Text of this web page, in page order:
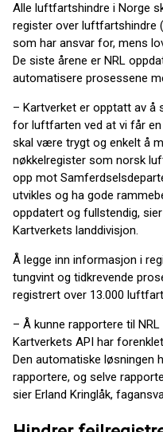
Alle luftfartshindre i Norge
register over luftfartshindre
som har ansvar for, mens
De siste årene er NRL
automatisere prosessene
– Kartverket er opptatt av å
for luftfarten ved at vi får
skal være trygt og enkelt å
nøkkelregister som norsk
opp mot
utvikles og ha gode
oppdatert og fullstendig,
Kartverkets landdivisjon.
Å legge inn informasjon i
tungvint og tidkrevende
registrert over 13.000
– Å kunne rapportere til
Kartverkets API har
Den automatiske løsningen
rapportere, og selve
sier Erland Kringlåk,